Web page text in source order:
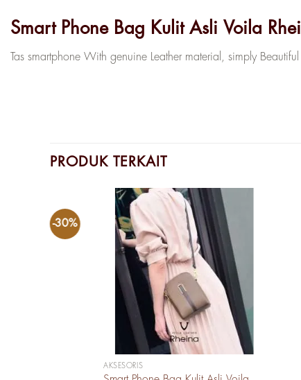
Smart Phone Bag Kulit Asli Voila
Tas smartphone With genuine Leather material, simply
PRODUK TERKAIT
-30%
AKSESORIS